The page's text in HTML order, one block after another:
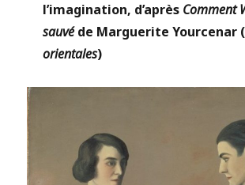
l’imagination, d’après Comment
sauvéde Marguerite Yourcenar (
orientales)